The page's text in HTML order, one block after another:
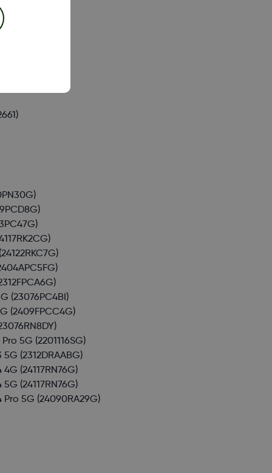
(23076PC4BI)
(2409FPCC4G)
5G (2201116SG)
5G (2312DRAABG)
4G (24117RN76G)
5G (24117RN76G)
Pro 5G (24090RA29G)